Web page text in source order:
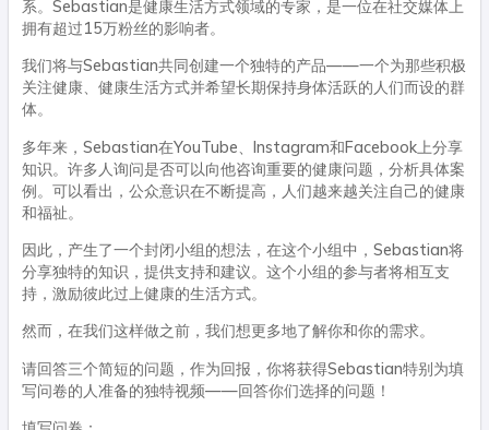
系。Sebastian是健康生活方式领域的专家，是一位在社交媒体上
拥有超过15万粉丝的影响者。
我们将与Sebastian共同创建一个独特的产品——一个为那些积极
关注健康、健康生活方式并希望长期保持身体活跃的人们而设的群
体。
多年来，Sebastian在YouTube、Instagram和Facebook上分享
知识。许多人询问是否可以向他咨询重要的健康问题，分析具体案
例。可以看出，公众意识在不断提高，人们越来越关注自己的健康
和福祉。
因此，产生了一个封闭小组的想法，在这个小组中，Sebastian将
分享独特的知识，提供支持和建议。这个小组的参与者将相互支
持，激励彼此过上健康的生活方式。
然而，在我们这样做之前，我们想更多地了解你和你的需求。
请回答三个简短的问题，作为回报，你将获得Sebastian特别为填
写问卷的人准备的独特视频——回答你们选择的问题！